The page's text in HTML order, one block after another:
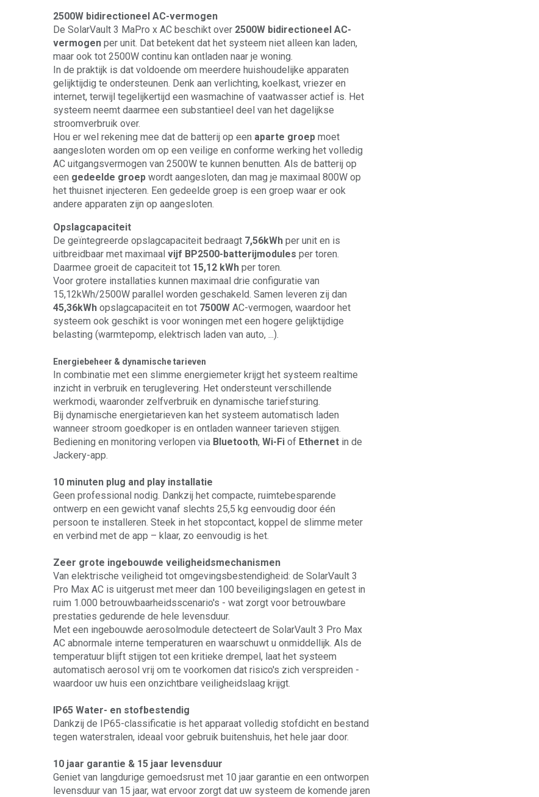
2500W bidirectioneel AC-vermogen
De SolarVault 3 MaPro x AC beschikt over 2500W bidirectioneel AC-
vermogenper unit. Dat betekent dat het systeem niet alleen kan laden,
maar ook tot 2500W continu kan ontladen naar je woning.
In de praktijk is dat voldoende om meerdere huishoudelijke apparaten
gelijktijdig te ondersteunen. Denk aan verlichting, koelkast, vriezer en
internet, terwijl tegelijkertijd een wasmachine of vaatwasser actief is. Het
systeem neemt daarmee een substantieel deel van het dagelijkse
stroomverbruik over.
Hou er wel rekening mee dat de batterij op een aparte groepmoet
aangesloten worden om op een veilige en conforme werking het volledig
AC uitgangsvermogen van 2500W te kunnen benutten. Als de batterij op
een gedeelde groepwordt aangesloten, dan mag je maximaal 800W op
het thuisnet injecteren. Een gedeelde groep is een groep waar er ook
andere apparaten zijn op aangesloten.
Opslagcapaciteit
De geïntegreerde opslagcapaciteit bedraagt 7,56kWhper unit en is
uitbreidbaar met maximaal vijf BP2500-batterijmodules per toren.
Daarmee groeit de capaciteit tot 15,12 kWh per toren.
Voor grotere installaties kunnen maximaal drie configuratie van
15,12kWh/2500W parallel worden geschakeld. Samen leveren zij dan
45,36kWhopslagcapaciteit en tot 7500W AC-vermogen, waardoor het
systeem ook geschikt is voor woningen met een hogere gelijktijdige
belasting (warmtepomp, elektrisch laden van auto, ...).
Energiebeheer & dynamische tarieven
In combinatie met een slimme energiemeter krijgt het systeem realtime
inzicht in verbruik en teruglevering. Het ondersteunt verschillende
werkmodi, waaronder zelfverbruik en dynamische tariefsturing.
Bij dynamische energietarieven kan het systeem automatisch laden
wanneer stroom goedkoper is en ontladen wanneer tarieven stijgen.
Bediening en monitoring verlopen via Bluetooth, Wi-Fiof Ethernetin de
Jackery-app.
10 minuten plug and play installatie
Geen professional nodig. Dankzij het compacte, ruimtebesparende
ontwerp en een gewicht vanaf slechts 25,5 kg eenvoudig door één
persoon te installeren. Steek in het stopcontact, koppel de slimme meter
en verbind met de app – klaar, zo eenvoudig is het.
Zeer grote ingebouwde veiligheidsmechanismen
Van elektrische veiligheid tot omgevingsbestendigheid: de SolarVault 3
Pro Max AC is uitgerust met meer dan 100 beveiligingslagen en getest in
ruim 1.000 betrouwbaarheidsscenario's - wat zorgt voor betrouwbare
prestaties gedurende de hele levensduur.
Met een ingebouwde aerosolmodule detecteert de SolarVault 3 Pro Max
AC abnormale interne temperaturen en waarschuwt u onmiddellijk. Als de
temperatuur blijft stijgen tot een kritieke drempel, laat het systeem
automatisch aerosol vrij om te voorkomen dat risico's zich verspreiden -
waardoor uw huis een onzichtbare veiligheidslaag krijgt.
IP65 Water- en stofbestendig
Dankzij de IP65-classificatie is het apparaat volledig stofdicht en bestand
tegen waterstralen, ideaal voor gebruik buitenshuis, het hele jaar door.
10 jaar garantie & 15 jaar levensduur
Geniet van langdurige gemoedsrust met 10 jaar garantie en een ontworpen
levensduur van 15 jaar, wat ervoor zorgt dat uw systeem de komende jaren